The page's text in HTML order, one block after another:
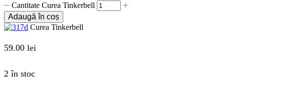
Cantitate Curea Tinkerbell
Adaugă în coș
Curea Tinkerbell
59.00 lei
2 în stoc